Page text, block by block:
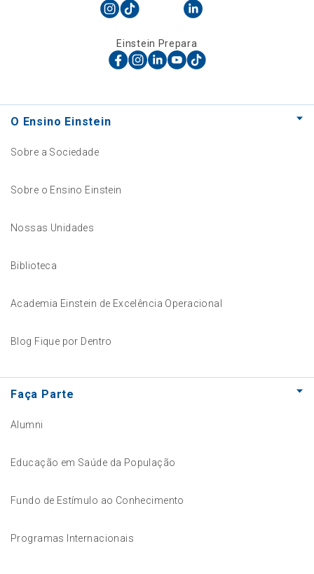
Einstein Prepara
O Ensino Einstein
Sobre a Sociedade
Sobre o Ensino Einstein
Nossas Unidades
Biblioteca
Academia Einstein de Excelência Operacional
Blog Fique por Dentro
Faça Parte
Alumni
Educação em Saúde da População
Fundo de Estímulo ao Conhecimento
Programas Internacionais